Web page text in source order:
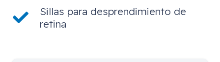
Sillas para desprendimiento de
retina